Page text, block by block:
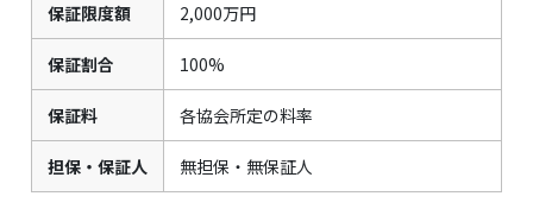
保証限度額 2,000万円
保証割合 100%
保証料 各協会所定の料率
担保・保証人 無担保・無保証人